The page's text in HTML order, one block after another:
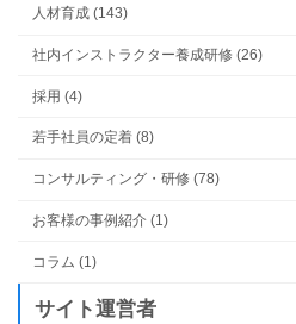
人材育成 (143)
社内インストラクター養成研修 (26)
採用 (4)
若手社員の定着 (8)
コンサルティング・研修 (78)
お客様の事例紹介 (1)
コラム (1)
サイト運営者